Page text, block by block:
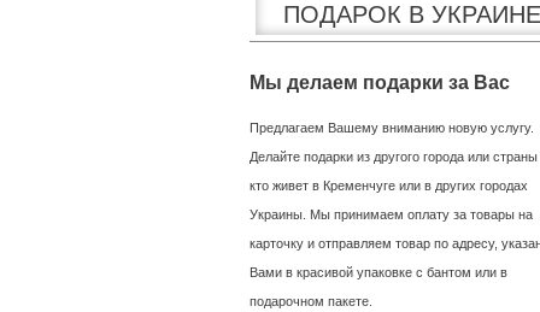
ПОДАРОК В УКРАИНЕ
Мы делаем подарки за Вас
Предлагаем Вашему вниманию новую услугу.
Делайте подарки из другого города или
кто живет в Кременчуге или в других городах
Украины. Мы принимаем оплату за товары на
карточку и отправляем товар по адресу,
Вами в красивой упаковке с бантом или в
подарочном пакете.